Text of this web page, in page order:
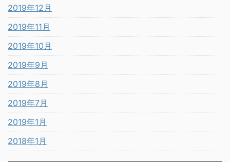
2019年12月
2019年11月
2019年10月
2019年9月
2019年8月
2019年7月
2019年1月
2018年1月